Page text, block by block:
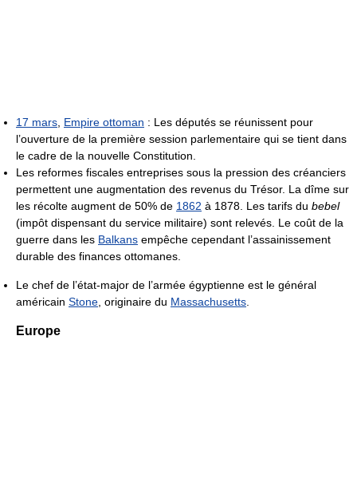
17 mars Empire ottoman : Les députés se réunissent pour
l’ouverture de la première session parlementaire qui se tient dans
le cadre de la nouvelle Constitution.
Les reformes fiscales entreprises sous la pression des créanciers
permettent une augmentation des revenus du Trésor. La dîme sur
les récolte augment de 50% de 1862 à 1878. Les tarifs du bebel
(impôt dispensant du service militaire) sont relevés. Le coût de la
guerre dans les Balkans empêche cependant l’assainissement
durable des finances ottomanes.
Le chef de l’état-major de l’armée égyptienne est le général
américain Stone , originaire du Massachusetts
Europe